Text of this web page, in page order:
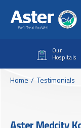
Our
Hospitals
Home Testimonials